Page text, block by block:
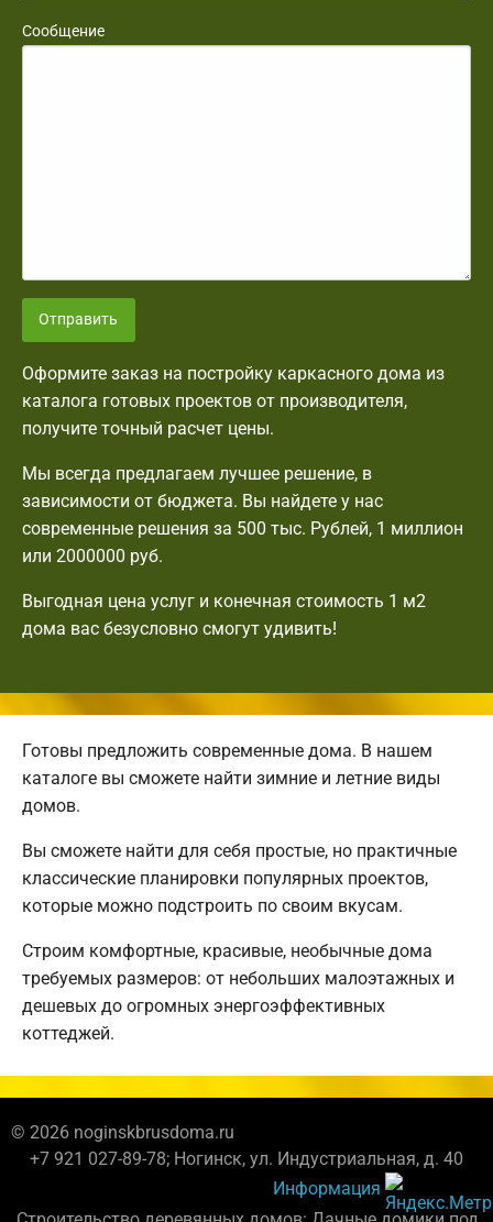
Сообщение
Отправить
Оформите заказ на постройку каркасного дома из
каталога готовых проектов от производителя,
получите точный расчет цены.
Мы всегда предлагаем лучшее решение, в
зависимости от бюджета. Вы найдете у нас
современные решения за 500 тыс. Рублей, 1 миллион
или 2000000 руб.
Выгодная цена услуг и конечная стоимость 1 м2
дома вас безусловно смогут удивить!
Готовы предложить современные дома. В нашем
каталоге вы сможете найти зимние и летние виды
домов.
Вы сможете найти для себя простые, но практичные
классические планировки популярных проектов,
которые можно подстроить по своим вкусам.
Строим комфортные, красивые, необычные дома
требуемых размеров: от небольших малоэтажных и
дешевых до огромных энергоэффективных
коттеджей.
© 2026 noginskbrusdoma.ru
+7 921 027-89-78; Ногинск, ул. Индустриальная, д. 40
Информация